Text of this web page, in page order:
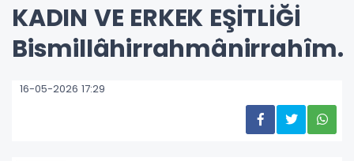
KADIN VE ERKEK EŞİTLİĞİ
Bismillâhirrahmânirrahîm.
16-05-2026 17:29